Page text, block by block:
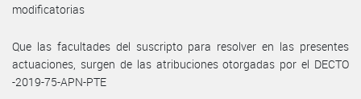
modificatorias
Que las facultades del suscripto para resolver en las presentes
actuaciones, surgen de las atribuciones otorgadas por el DECTO
-2019-75-APN-PTE